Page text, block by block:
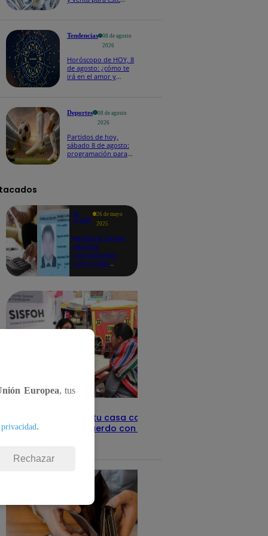
Tendencias
08 de agosto
2026
Horóscopo de HOY, 8
de agosto: ¿cómo te
irá en el amor y
Deportes
08 de agosto
2026
Partidos de hoy,
sábado 8 de agosto:
programación para
Te
ayudo
26 de mayo
2025
Revisa si tienes
deudas
consultando
con tu DNI:
detalles
Revisa con tu DNI si tu casa califica
como pobre, de acuerdo con el Sisfoh
Europea, tus
.
Rechazar